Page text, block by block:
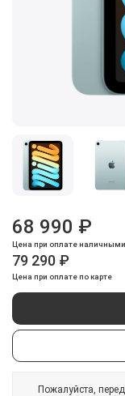
68 990 ₽
Цена при оплате наличными
79 290 ₽
Цена при оплате по карте
Пожалуйста,